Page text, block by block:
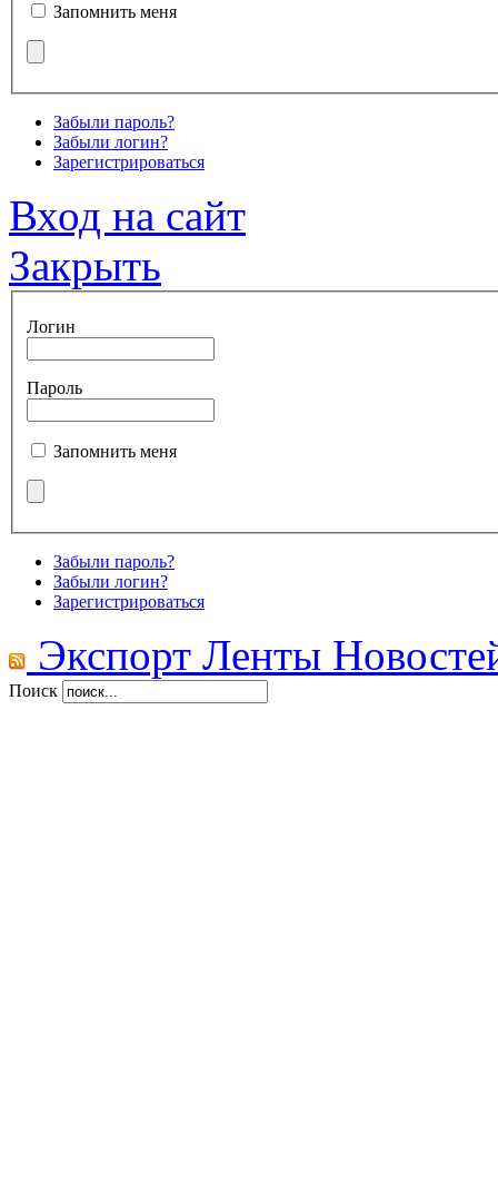
Запомнить меня
Забыли пароль?
Забыли логин?
Зарегистрироваться
Вход на сайт
Закрыть
Логин
Пароль
Запомнить меня
Забыли пароль?
Забыли логин?
Зарегистрироваться
Экспорт Ленты
Поиск